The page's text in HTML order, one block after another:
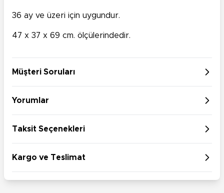
36 ay ve üzeri için uygundur.
47 x 37 x 69 cm. ölçülerindedir.
Müşteri Soruları
Yorumlar
Taksit Seçenekleri
Kargo ve Teslimat